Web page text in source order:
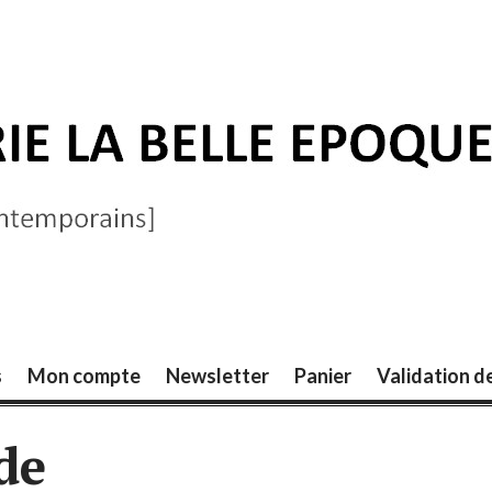
Mon compte Newsletter Panier Validation